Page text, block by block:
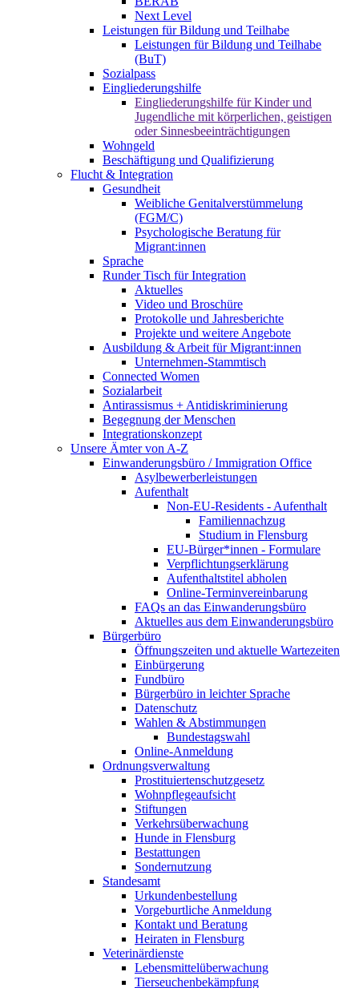
Next Level
Leistungen für Bildung und Teilhabe
Leistungen für Bildung und Teilhabe
(BuT)
Sozialpass
Eingliederungshilfe
Eingliederungshilfe für Kinder und
Jugendliche mit körperlichen, geistigen
oder Sinnesbeeinträchtigungen
Wohngeld
Beschäftigung und Qualifizierung
Flucht & Integration
Gesundheit
Weibliche Genitalverstümmelung
(FGM/C)
Psychologische Beratung für
Migrant:innen
Sprache
Runder Tisch für Integration
Aktuelles
Video und Broschüre
Protokolle und Jahresberichte
Projekte und weitere Angebote
Ausbildung & Arbeit für Migrant:innen
Unternehmen-Stammtisch
Connected Women
Sozialarbeit
Antirassismus + Antidiskriminierung
Begegnung der Menschen
Integrationskonzept
Unsere Ämter von A-Z
Einwanderungsbüro / Immigration Office
Asylbewerberleistungen
Aufenthalt
Non-EU-Residents - Aufenthalt
Familiennachzug
Studium in Flensburg
EU-Bürger*innen - Formulare
Verpflichtungserklärung
Aufenthaltstitel abholen
Online-Terminvereinbarung
FAQs an das Einwanderungsbüro
Aktuelles aus dem Einwanderungsbüro
Bürgerbüro
Öffnungszeiten und aktuelle Wartezeiten
Einbürgerung
Fundbüro
Bürgerbüro in leichter Sprache
Datenschutz
Wahlen & Abstimmungen
Bundestagswahl
Online-Anmeldung
Ordnungsverwaltung
Prostituiertenschutzgesetz
Wohnpflegeaufsicht
Stiftungen
Verkehrsüberwachung
Hunde in Flensburg
Bestattungen
Sondernutzung
Standesamt
Urkundenbestellung
Vorgeburtliche Anmeldung
Kontakt und Beratung
Heiraten in Flensburg
Veterinärdienste
Lebensmittelüberwachung
Tierseuchenbekämpfung